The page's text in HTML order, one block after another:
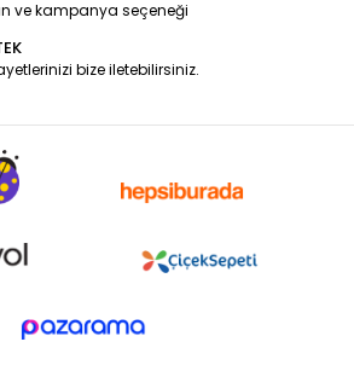
ve kampanya seçeneği
bize iletebilirsiniz.